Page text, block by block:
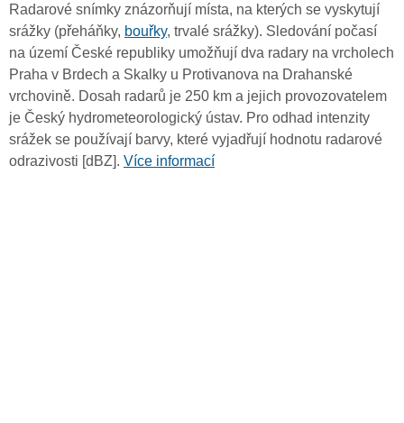
Radarové snímky znázorňují místa, na kterých se vyskytují
srážky (přeháňky, bouřky, trvalé srážky). Sledování počasí
na území České republiky umožňují dva radary na vrcholech
Praha v Brdech a Skalky u Protivanova na Drahanské
vrchovině. Dosah radarů je 250 km a jejich provozovatelem
je Český hydrometeorologický ústav. Pro odhad intenzity
srážek se používají barvy, které vyjadřují hodnotu radarové
odrazivosti [dBZ]. Více informací